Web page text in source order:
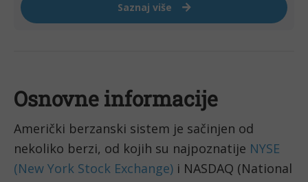
Osnovne informacije
Američki berzanski sistem je sačinjen od
nekoliko berzi, od kojih su najpoznatije NYSE
(New York Stock Exchange) i NASDAQ (National